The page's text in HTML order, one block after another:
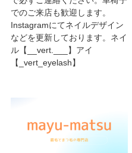
でのご来店も歓迎します。
Instagramにてネイルデザイン
などを更新しております。ネイ
ル【__vert.___】アイ
【_vert_eyelash】